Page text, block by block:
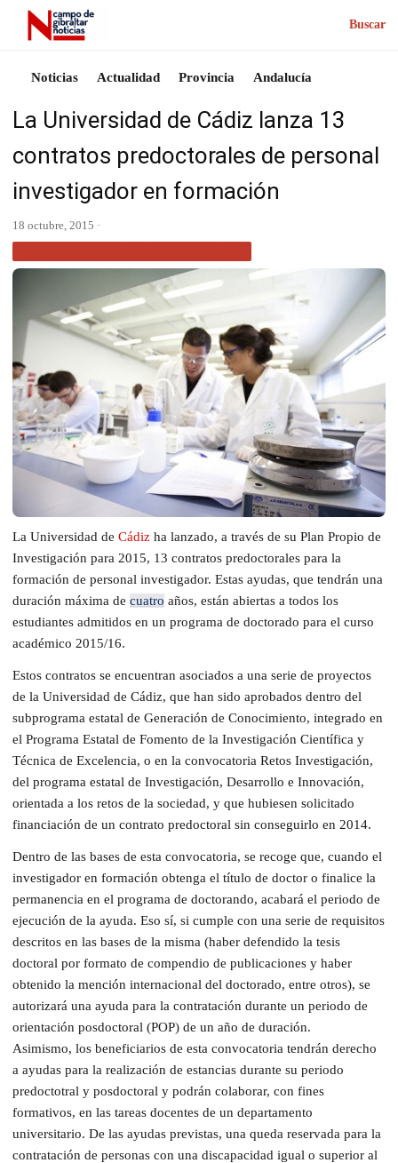
Buscar
Noticias Actualidad Provincia Andalucía
La Universidad de Cádiz lanza 13
contratos predoctorales de personal
investigador en formación
18 octubre, 2015 ·
La Universidad de Cádiz ha lanzado, a través de su Plan Propio de
Investigación para 2015, 13 contratos predoctorales para la
formación de personal investigador. Estas ayudas, que tendrán una
duración máxima de cuatro años, están abiertas a todos los
estudiantes admitidos en un programa de doctorado para el curso
académico 2015/16.
Estos contratos se encuentran asociados a una serie de proyectos
de la Universidad de Cádiz, que han sido aprobados dentro del
subprograma estatal de Generación de Conocimiento, integrado en
el Programa Estatal de Fomento de la Investigación Científica y
Técnica de Excelencia, o en la convocatoria Retos Investigación,
del programa estatal de Investigación, Desarrollo e Innovación,
orientada a los retos de la sociedad, y que hubiesen solicitado
financiación de un contrato predoctoral sin conseguirlo en 2014.
Dentro de las bases de esta convocatoria, se recoge que, cuando el
investigador en formación obtenga el título de doctor o finalice la
permanencia en el programa de doctorando, acabará el periodo de
ejecución de la ayuda. Eso sí, si cumple con una serie de requisitos
descritos en las bases de la misma (haber defendido la tesis
doctoral por formato de compendio de publicaciones y haber
obtenido la mención internacional del doctorado, entre otros), se
autorizará una ayuda para la contratación durante un periodo de
orientación posdoctoral (POP) de un año de duración.
Asimismo, los beneficiarios de esta convocatoria tendrán derecho
a ayudas para la realización de estancias durante su periodo
predoctotral y posdoctoral y podrán colaborar, con fines
formativos, en las tareas docentes de un departamento
universitario. De las ayudas previstas, una queda reservada para la
contratación de personas con una discapacidad igual o superior al